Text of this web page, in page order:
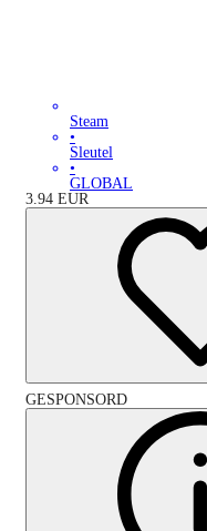
Steam
•
Sleutel
•
GLOBAL
3.94 EUR
GESPONSORD